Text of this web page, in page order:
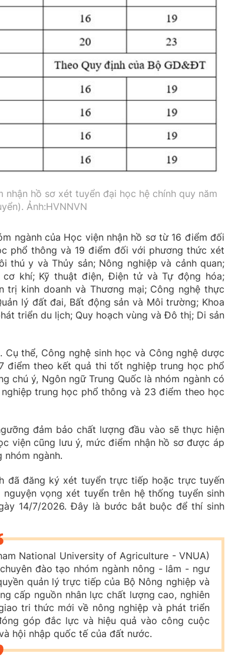
hồ sơ xét tuyển đại học hệ chính quy năm
Ảnh:HVNNVN
ngành của Học viện nhận hồ sơ từ 16 điểm đối
phổ thông và 19 điểm đối với phương thức xét
thú y và Thủy sản; Nông nghiệp và cảnh quan;
khí; Kỹ thuật điện, Điện tử và Tự động hóa;
trị kinh doanh và Thương mại; Công nghệ thực
lý đất đai, Bất động sản và Môi trường; Khoa
triển du lịch; Quy hoạch vùng và Đô thị; Di sản
thể, Công nghệ sinh học và Công nghệ dược
điểm theo kết quả thi tốt nghiệp trung học phổ
chú ý, Ngôn ngữ Trung Quốc là nhóm ngành có
trung học phổ thông và 23 điểm theo học
đảm bảo chất lượng đầu vào sẽ thực hiện
viện cũng lưu ý, mức điểm nhận hồ sơ được áp
ngành.
đã đăng ký xét tuyển trực tiếp hoặc trực tuyến
vọng xét tuyển trên hệ thống tuyển sinh
14/7/2026. Đây là bước bắt buộc để thí sinh
National University of Agriculture - VNUA)
đào tạo nhóm ngành nông - lâm - ngư
quản lý trực tiếp của Bộ Nông nghiệp và
cấp nguồn nhân lực chất lượng cao, nghiên
tri thức mới về nông nghiệp và phát triển
góp đắc lực và hiệu quả vào công cuộc
hội nhập quốc tế của đất nước.